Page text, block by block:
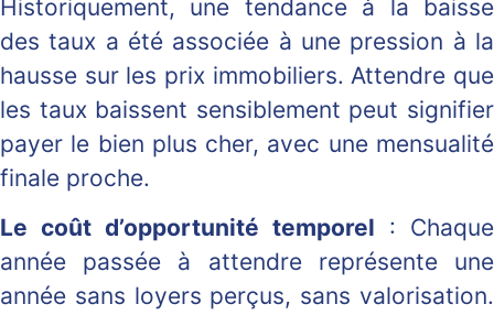
Historiquement, une tendance à la baisse
des taux a été associée à une pression à la
hausse sur les prix immobiliers. Attendre que
les taux baissent sensiblement peut signifier
payer le bien plus cher, avec une mensualité
finale proche.
Le coût d’opportunité temporel : Chaque
année passée à attendre représente une
année sans loyers perçus, sans valorisation.